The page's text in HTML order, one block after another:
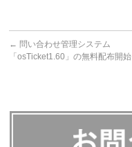
← 問い合わせ管理システム
「osTicket1.60」の無料配布開始